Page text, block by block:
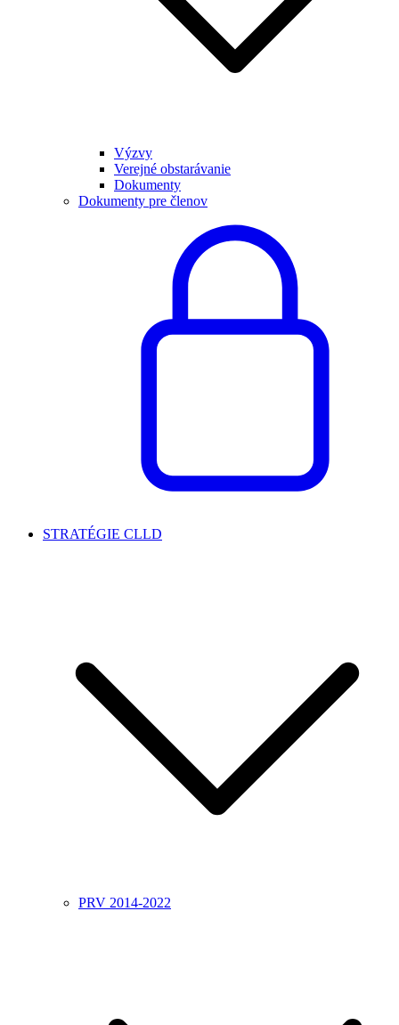
Výzvy
Verejné obstarávanie
Dokumenty
Dokumenty pre členov
STRATÉGIE CLLD
PRV 2014-2022